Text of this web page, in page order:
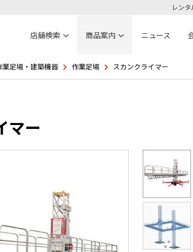
レン
店舗検索 商品案内 ニュース
業足場・建築機器 作業足場 スカンクライマー
マー